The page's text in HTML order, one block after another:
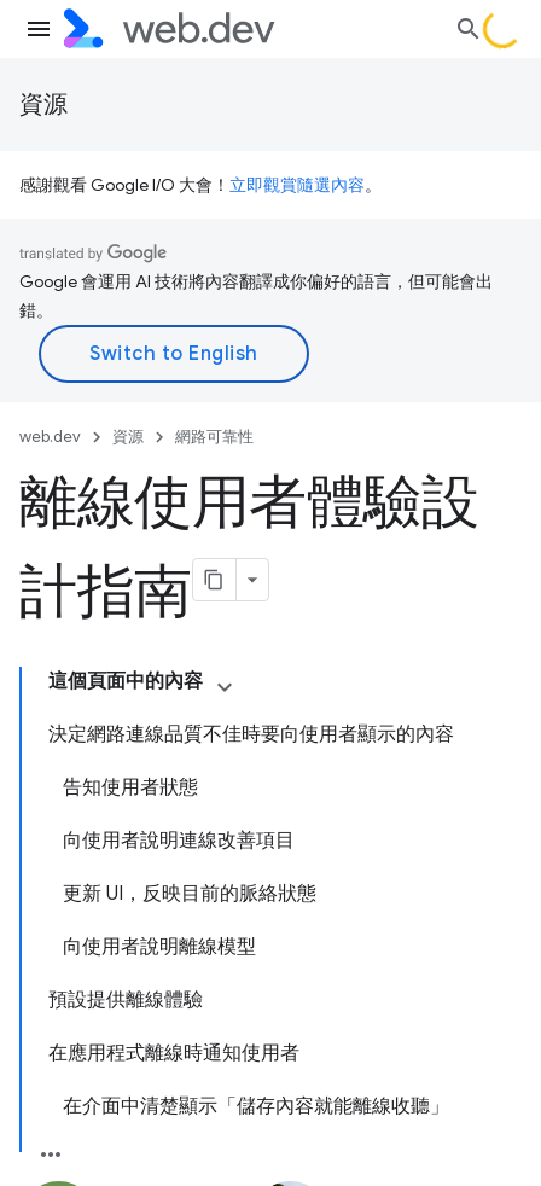
資源
感謝觀看 Google I/O 大會！ 立即觀賞隨選內容。
Google 會運用 AI 技術將內容翻譯成你偏好的語言，但可能會出
錯。
web.dev 資源 網路可靠性
離線使用者體驗設
計指南
這個頁面中的內容
決定網路連線品質不佳時要向使用者顯示的內容
告知使用者狀態
向使用者說明連線改善項目
更新 UI，反映目前的脈絡狀態
向使用者說明離線模型
預設提供離線體驗
在應用程式離線時通知使用者
在介面中清楚顯示「儲存內容就能離線收聽」